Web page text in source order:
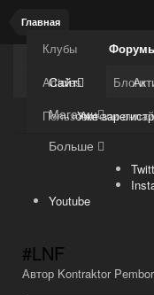
Главная
Kuli4kam.net Дружный
Сайт
Клубы
Articles
Блоги
Пользователи
Магазин
Больше
Уже
Youtube
#LNF
Автор Kontraktor